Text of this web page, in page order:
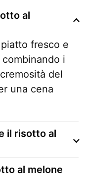
al
fresco e
i
del
una cena
il risotto al
al melone